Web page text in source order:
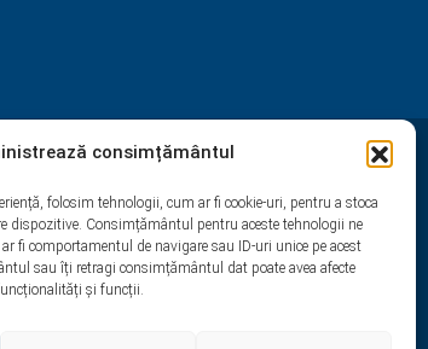
consimțământul
folosim tehnologii, cum ar fi cookie-uri, pentru a stoca
dispozitive. Consimțământul pentru aceste tehnologii ne
fi comportamentul de navigare sau ID-uri unice pe acest
sau îți retragi consimțământul dat poate avea afecte
și funcții.
WhatsApp